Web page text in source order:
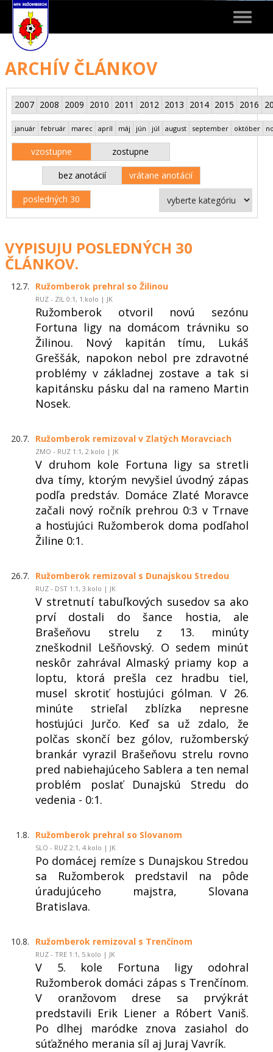
Toggle
ARCHÍV ČLÁNKOV
2007 2008 2009 2010 2011 2012 2013 2014 2015 2016
január február marec apríl máj jún júl august september október
vzostupne zostupne
bez anotácií vrátane anotácií
posledných 30
VYPISUJU POSLEDNÝCH 30
ČLÁNKOV.
12.7. Ružomberok prehral so Žilinou
RUZ - ZIL 0:1, 1.kolo | JK
Ružomberok otvoril novú sezónu
Fortuna ligy na domácom trávniku so
Žilinou. Nový kapitán tímu, Lukáš
Greššák, napokon nebol pre zdravotné
problémy v základnej zostave a tak si
kapitánsku pásku dal na rameno Martin
Nosek.
20.7. Ružomberok remizoval v Zlatých Moravciach
ZMO - RUZ 1:1, 2.kolo | JK
V druhom kole Fortuna ligy sa stretli
dva tímy, ktorým nevyšiel úvodný zápas
podľa predstáv. Domáce Zlaté Moravce
začali nový ročník prehrou 0:3 v Trnave
a hosťujúci Ružomberok doma podľahol
Žiline 0:1.
26.7. Ružomberok remizoval s Dunajskou Stredou
RUZ - DST 1:1, 3.kolo | JK
V stretnutí tabuľkových susedov sa ako
prví dostali do šance hostia, ale
Brašeňovu strelu z 13. minúty
zneškodnil Lešňovský. O sedem minút
neskôr zahrával Almaský priamy kop a
loptu, ktorá prešla cez hradbu tiel,
musel skrotiť hosťujúci gólman. V 26.
minúte strieľal zblízka nepresne
hosťujúci Jurčo. Keď sa už zdalo, že
polčas skončí bez gólov, ružomberský
brankár vyrazil Brašeňovu strelu rovno
pred nabiehajúceho Sablera a ten nemal
problém poslať Dunajskú Stredu do
vedenia - 0:1.
1.8. Ružomberok prehral so Slovanom
SLO - RUZ 2:1, 4.kolo | JK
Po domácej remíze s Dunajskou Stredou
sa Ružomberok predstavil na pôde
úradujúceho majstra, Slovana
Bratislava.
10.8. Ružomberok remizoval s Trenčínom
RUZ - TRE 1:1, 5.kolo | JK
V 5. kole Fortuna ligy odohral
Ružomberok domáci zápas s Trenčínom.
V oranžovom drese sa prvýkrát
predstavili Erik Liener a Róbert Vaniš.
Po dlhej maródke znova zasiahol do
súťažného merania síl aj Juraj Vavrík.